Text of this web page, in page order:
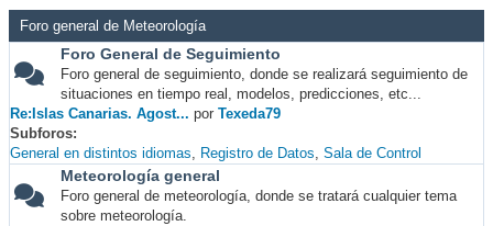
Foro general de Meteorología
Foro General de Seguimiento
Foro general de seguimiento, donde se realizará seguimiento de
situaciones en tiempo real, modelos, predicciones, etc...
Re:Islas Canarias. Agost... por Texeda79
Subforos
General en distintos idiomas
Registro de Datos Sala de Control
Meteorología general
Foro general de meteorología, donde se tratará cualquier tema
sobre meteorología.